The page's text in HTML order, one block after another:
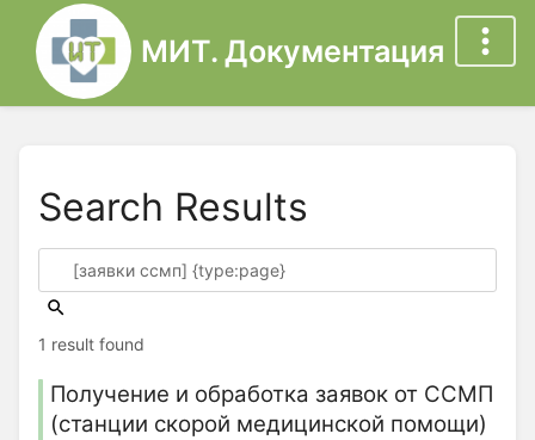
МИТ. Документация
Search Results
1 result found
Получение и обработка заявок от ССМП
(станции скорой медицинской помощи)